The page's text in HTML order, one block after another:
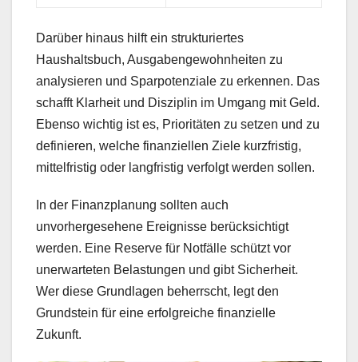
Darüber hinaus hilft ein strukturiertes
Haushaltsbuch, Ausgabengewohnheiten zu
analysieren und Sparpotenziale zu erkennen. Das
schafft Klarheit und Disziplin im Umgang mit Geld.
Ebenso wichtig ist es, Prioritäten zu setzen und zu
definieren, welche finanziellen Ziele kurzfristig,
mittelfristig oder langfristig verfolgt werden sollen.
In der Finanzplanung sollten auch
unvorhergesehene Ereignisse berücksichtigt
werden. Eine Reserve für Notfälle schützt vor
unerwarteten Belastungen und gibt Sicherheit.
Wer diese Grundlagen beherrscht, legt den
Grundstein für eine erfolgreiche finanzielle
Zukunft.